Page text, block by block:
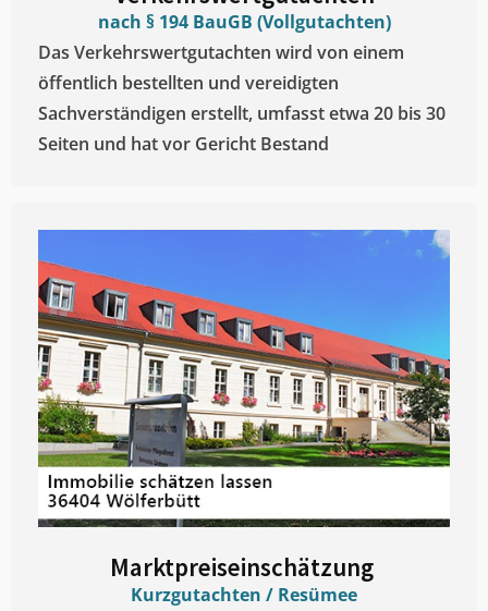
nach § 194 BauGB (Vollgutachten)
Das Verkehrswertgutachten wird von einem
öffentlich bestellten und vereidigten
Sachverständigen erstellt, umfasst etwa 20 bis 30
Seiten und hat vor Gericht Bestand
Marktpreiseinschätzung ​
Kurzgutachten / Resümee